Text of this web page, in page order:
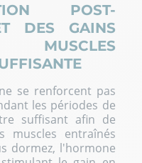
POST-
DES GAINS
se renforcent pas
les périodes de
suffisant afin de
muscles entraînés
dormez, l'hormone